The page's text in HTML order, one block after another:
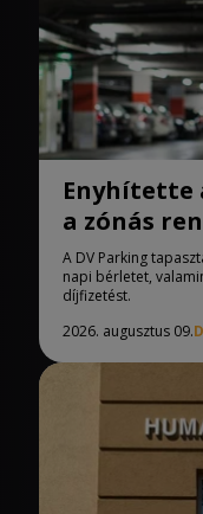
Enyhítette
a zónás
A DV Parking
napi bérletet,
díjfizetést.
2026. augusztus 09.